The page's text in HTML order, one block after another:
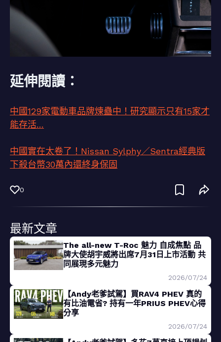
延伸閱讀：
中國129家電動車品牌煉蠱中！研究顯示只有15家才
能存活…
中國實在太卷了！Nissan Sylphy／Sentra經典版
下殺台幣30萬內還終身保固
0
最新文章
The all-new T-Roc 魅力 自成焦點 品
牌大使胡宇威將出席7月31日上市活動 共
同展現多元魅力
2026/07/24
【Andy老爹試駕】買RAV4 PHEV 真的
有比油電省? 持有一年PRIUS PHEV心得
分享
2026/07/24